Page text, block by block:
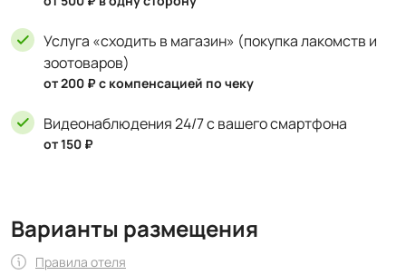
Услуга «сходить в магазин» (покупка лакомств и
зоотоваров)
от 200 ₽ с компенсацией по чеку
Видеонаблюдения 24/7 с вашего смартфона
от 150 ₽
Варианты размещения
Правила отеля